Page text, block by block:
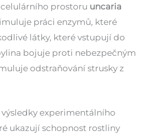
prostoru uncaria
práci enzymů, které
látky, které vstupují do
bojuje proti nebezpečným
odstraňování strusky z
experimentálního
ukazují schopnost rostliny